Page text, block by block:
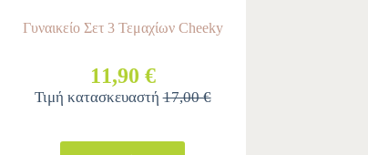
Γυναικείο Σετ 3 Τεμαχίων Cheeky
11,90 €
Τιμή κατασκευαστή17,00 €